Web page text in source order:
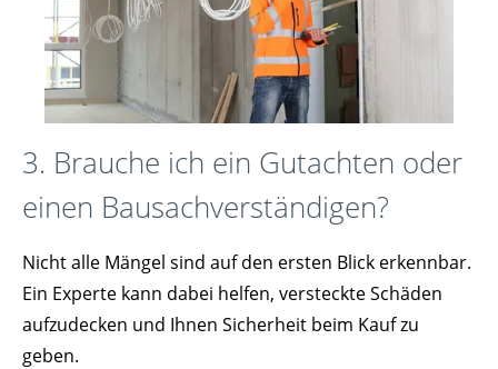
3. Brauche ich ein Gutachten oder
einen Bausachverständigen?
Nicht alle Mängel sind auf den ersten Blick erkennbar.
Ein Experte kann dabei helfen, versteckte Schäden
aufzudecken und Ihnen Sicherheit beim Kauf zu
geben.